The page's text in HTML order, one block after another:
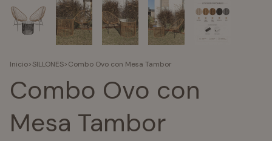
Inicio>SILLONES>Combo Ovo con Mesa Tambor
Combo Ovo con
Mesa Tambor